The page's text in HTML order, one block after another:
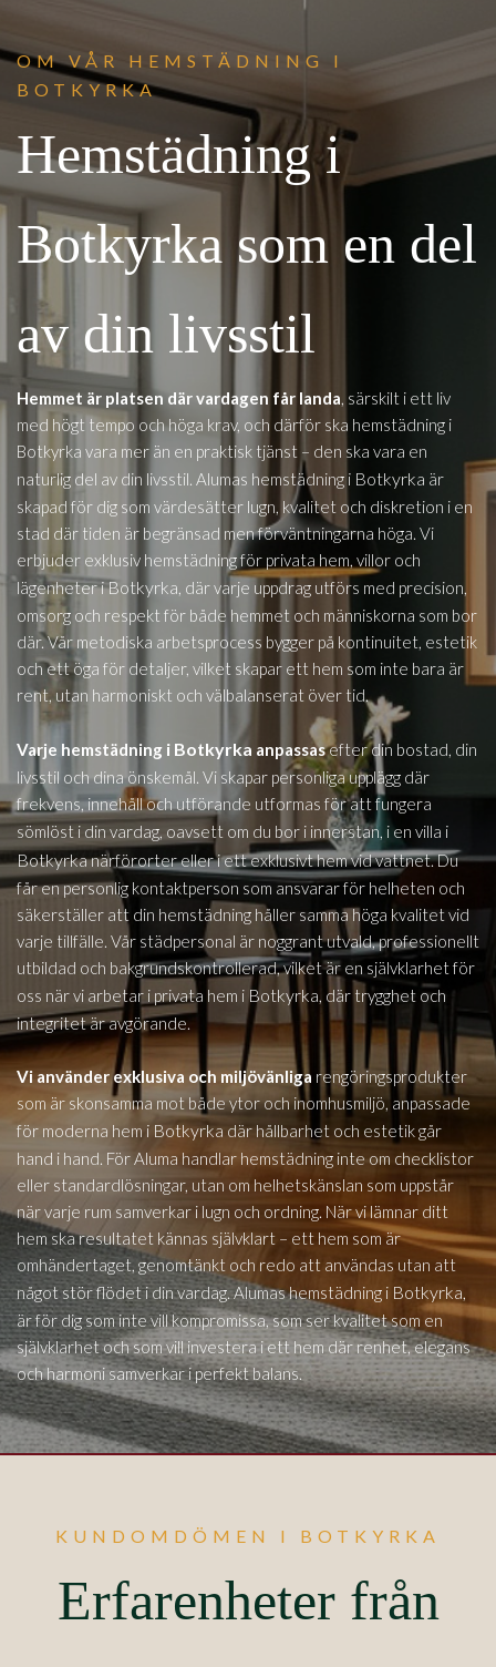
OM VÅR HEMSTÄDNING I
BOTKYRKA
Hemstädning i
Botkyrka som en del
av din livsstil
Hemmet är platsen där vardagen får landa, särskilt i ett liv
med högt tempo och höga krav, och därför ska hemstädning i
Botkyrka vara mer än en praktisk tjänst – den ska vara en
naturlig del av din livsstil. Alumas hemstädning i Botkyrka är
skapad för dig som värdesätter lugn, kvalitet och diskretion i en
stad där tiden är begränsad men förväntningarna höga. Vi
erbjuder exklusiv hemstädning för privata hem, villor och
lägenheteri Botkyrka, där varje uppdrag utförs med precision,
omsorg och respekt för både hemmet och människorna som bor
där. Vår metodiska arbetsprocess bygger på kontinuitet, estetik
och ett öga för detaljer, vilket skapar ett hem som inte bara är
rent, utan harmoniskt och välbalanserat över tid.
Varje hemstädning i Botkyrka anpassasefter din bostad, din
livsstil och dina önskemål. Vi skapar personliga upplägg där
frekvens, innehåll och utförande utformas för att fungera
sömlöst i din vardag, oavsett om du bor i innerstan, i en villa i
Botkyrkanärförorter eller i ett exklusivt hem vid vattnet. Du
får en personlig kontaktperson som ansvarar för helheten och
säkerställer att din hemstädning håller samma höga kvalitet vid
varje tillfälle. Vår städpersonal är noggrant utvald, professionellt
utbildad och bakgrundskontrollerad, vilket är en självklarhet för
oss när vi arbetar i privata hem i Botkyrka, där trygghet och
integritet är avgörande.
Vi använder exklusiva och miljövänliga rengöringsprodukter
som är skonsamma mot både ytor och inomhusmiljö, anpassade
för moderna hem i Botkyrka där hållbarhet och estetik går
hand i hand. För Aluma handlar hemstädning inte om checklistor
eller standardlösningar, utan om helhetskänslan som uppstår
när varje rum samverkar i lugn och ordning. När vi lämnar ditt
hem ska resultatet kännas självklart – ett hem som är
omhändertaget, genomtänkt och redo att användas utan att
något stör flödet i din vardag. Alumas hemstädning i Botkyrka,
är för dig som inte vill kompromissa, som ser kvalitet som en
självklarhet och som vill investera i ett hem där renhet, elegans
och harmoni samverkar i perfekt balans.
KUNDOMDÖMEN I BOTKYRKA
Erfarenheter från